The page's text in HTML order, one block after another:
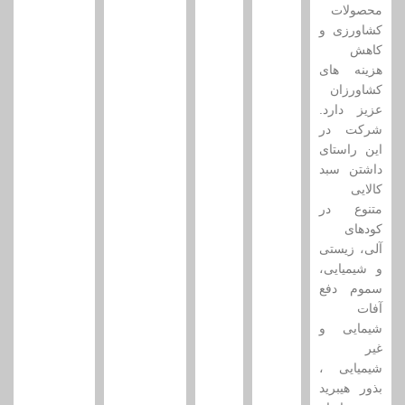
محصولات
کشاورزی و
کاهش
هزینه های
کشاورزان
عزیز دارد.
شرکت در
این راستای
داشتن سبد
کالایی
متنوع در
کودهای
آلی، زیستی
و شیمیایی،
سموم دفع
آفات
شیمایی و
غیر
شیمیایی ،
بذور هیبرید